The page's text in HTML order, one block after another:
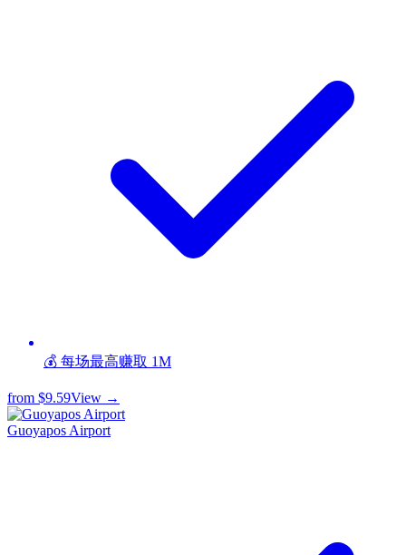
💰 每场最高赚取 1M
from $9.59View →
Guoyapos Airport